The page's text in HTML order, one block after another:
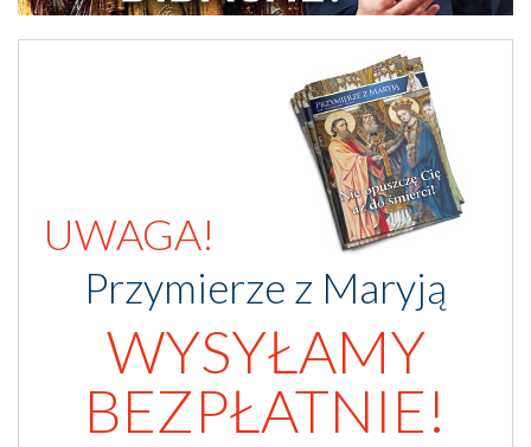
UWAGA!
Przymierze z Maryją
WYSYŁAMY
BEZPŁATNIE!